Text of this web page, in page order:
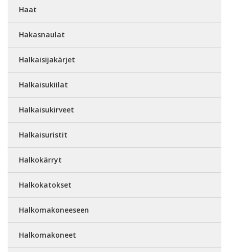
Haat
Hakasnaulat
Halkaisijakärjet
Halkaisukiilat
Halkaisukirveet
Halkaisuristit
Halkokärryt
Halkokatokset
Halkomakoneeseen
Halkomakoneet